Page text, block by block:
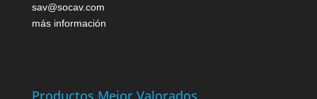
sav@socav.com
más información